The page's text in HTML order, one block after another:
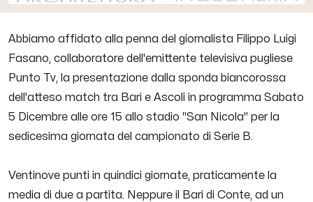
Abbiamo affidato alla penna del giornalista Filippo Luigi
Fasano, collaboratore dell'emittente televisiva pugliese
Punto Tv, la presentazione dalla sponda biancorossa
dell'atteso match tra Bari e Ascoli in programma Sabato
5 Dicembre alle ore 15 allo stadio "San Nicola" per la
sedicesima giornata del campionato di Serie B.
Ventinove punti in quindici giornate, praticamente la
media di due a partita. Neppure il Bari di Conte, ad un